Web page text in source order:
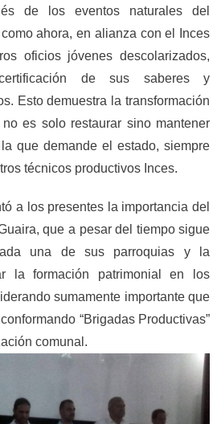
de los eventos naturales del
ahora, en alianza con el Inces
oficios jóvenes descolarizados,
de sus saberes y
Esto demuestra la transformación
es solo restaurar sino mantener
que demande el estado, siempre
técnicos productivos Inces.
a los presentes la importancia del
que a pesar del tiempo sigue
una de sus parroquias y la
la formación patrimonial en los
sumamente importante que
“Brigadas Productivas”
comunal.